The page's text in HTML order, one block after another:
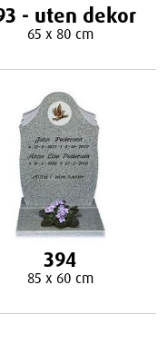
- uten dekor
65 x 80 cm
394
85 x 60 cm